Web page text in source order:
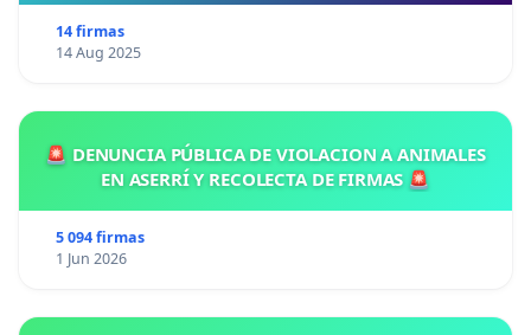
14 firmas
14 Aug 2025
🚨 DENUNCIA PÚBLICA DE VIOLACION A ANIMALES
EN ASERRÍ Y RECOLECTA DE FIRMAS 🚨
5 094 firmas
1 Jun 2026